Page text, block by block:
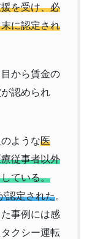
を受け、必
に認定され
から賃金の
認められ
ような医
従事者以外
ている。
認定された。
事例には感
クシー運転